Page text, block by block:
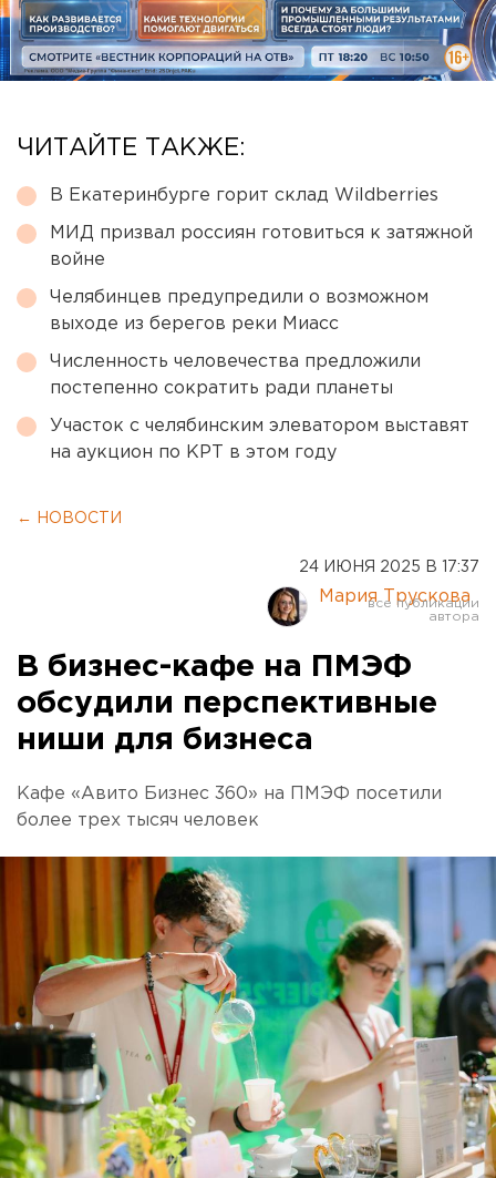
ЧИТАЙТЕ ТАКЖЕ:
В Екатеринбурге горит склад Wildberries
МИД призвал россиян готовиться к затяжной
войне
Челябинцев предупредили о возможном
выходе из берегов реки Миасс
Численность человечества предложили
постепенно сократить ради планеты
Участок с челябинским элеватором выставят
на аукцион по КРТ в этом году
← НОВОСТИ
24 ИЮНЯ 2025 В 17:37
Мария Трускова
В бизнес-кафе на ПМЭФ
обсудили перспективные
ниши для бизнеса
Кафе «Авито Бизнес 360» на ПМЭФ посетили
более трех тысяч человек